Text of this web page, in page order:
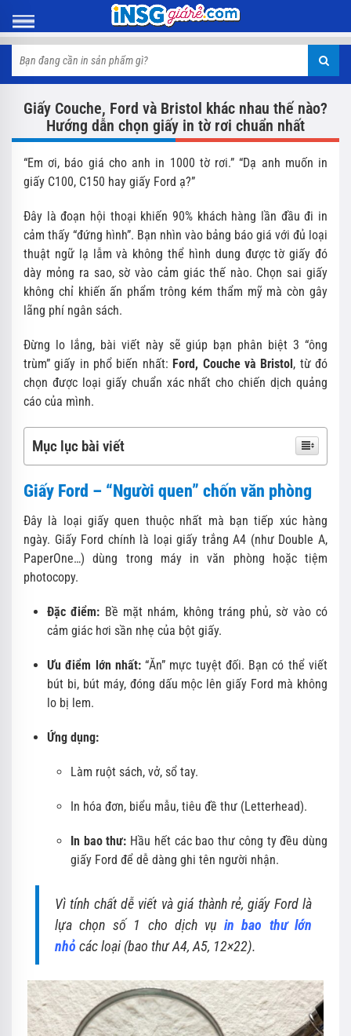
Giấy Couche, Ford và Bristol khác nhau thế nào?
Hướng dẫn chọn giấy in tờ rơi chuẩn nhất
“Em ơi, báo giá cho anh in 1000 tờ rơi.” “Dạ anh muốn in
giấy C100, C150 hay giấy Ford ạ?”
Đây là đoạn hội thoại khiến 90% khách hàng lần đầu đi in
cảm thấy “đứng hình”. Bạn nhìn vào bảng báo giá với đủ loại
thuật ngữ lạ lẫm và không thể hình dung được tờ giấy đó
dày mỏng ra sao, sờ vào cảm giác thế nào. Chọn sai giấy
không chỉ khiến ấn phẩm trông kém thẩm mỹ mà còn gây
lãng phí ngân sách.
Đừng lo lắng, bài viết này sẽ giúp bạn phân biệt 3 “ông
trùm” giấy in phổ biến nhất: Ford, Couche và Bristol, từ đó
chọn được loại giấy chuẩn xác nhất cho chiến dịch quảng
cáo của mình.
Mục lục bài viết
Giấy Ford – “Người quen” chốn văn phòng
Đây là loại giấy quen thuộc nhất mà bạn tiếp xúc hàng
ngày. Giấy Ford chính là loại giấy trắng A4 (như Double A,
PaperOne…) dùng trong máy in văn phòng hoặc tiệm
photocopy.
Đặc điểm: Bề mặt nhám, không tráng phủ, sờ vào có
cảm giác hơi sần nhẹ của bột giấy.
Ưu điểm lớn nhất:“Ăn” mực tuyệt đối. Bạn có thể viết
bút bi, bút máy, đóng dấu mộc lên giấy Ford mà không
lo bị lem.
Ứng dụng:
Làm ruột sách, vở, sổ tay.
In hóa đơn, biểu mẫu, tiêu đề thư (Letterhead).
In bao thư: Hầu hết các bao thư công ty đều dùng
giấy Ford để dễ dàng ghi tên người nhận.
Vì tính chất dễ viết và giá thành rẻ, giấy Ford là
lựa chọn số 1 cho dịch vụ in bao thư lớn
nhỏ các loại (bao thư A4, A5, 12×22).